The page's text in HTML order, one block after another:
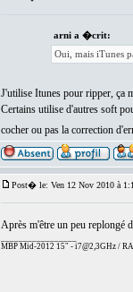
arni a �crit:
Oui, mais iTunes
J'utilise Itunes pour ripper, ça
Certains utilise d'autres soft
cocher ou pas la correction
Post� le: Ven 12 Nov 2010 à
Après m'être un peu replongé
MBP Mid-2012 15" - i7@2,3GHz /